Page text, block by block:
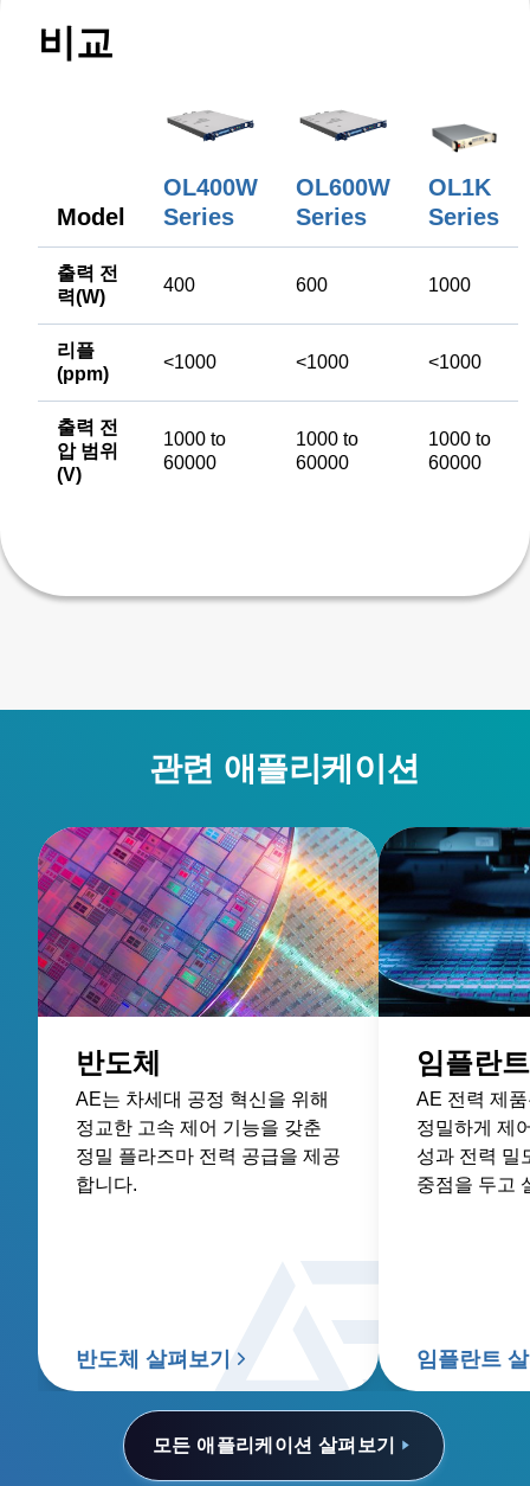
비교
Model
OL400W
Series
OL600W
Series
OL1K
Series
출력 전
력(W)
400 600 1000
리플
(ppm)
<1000 <1000 <1000
출력 전
압 범위
(V)
1000 to
60000
1000 to
60000
1000 to
60000
관련 애플리케이션
모든 애플리케이션 살펴보기
반도체
AE는 차세대 공정 혁신을 위해
정교한 고속 제어 기능을 갖춘
정밀 플라즈마 전력 공급을 제공
합니다.
반도체 살펴보기
임플란트
AE 전력 제
정밀하게 제
성과 전력 밀
중점을 두고
임플란트